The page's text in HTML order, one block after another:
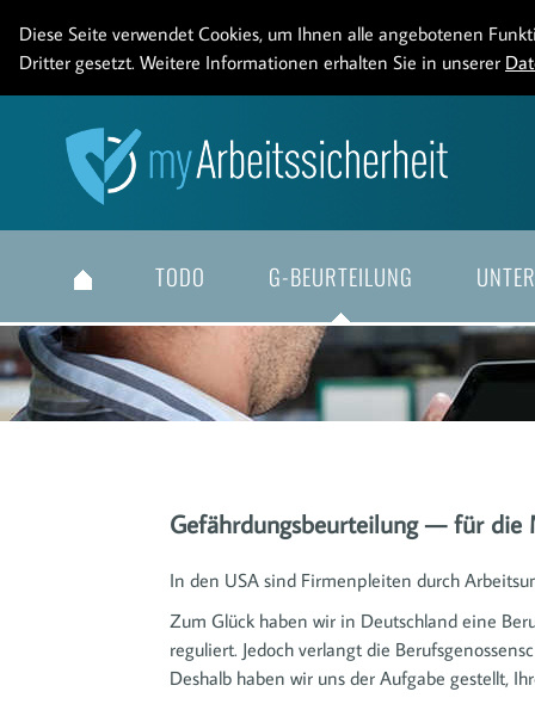
Diese Seite verwendet Cookies, um Ihnen alle angebotenen
Dritter gesetzt. Weitere Informationen erhalten Sie in unserer
TODO G-BEURTEILUNG
Gefährdungsbeurteilung — für die
In den USA sind Firmenpleiten durch
Zum Glück haben wir in Deutschland eine
reguliert. Jedoch verlangt die
Deshalb haben wir uns der Aufgabe gestellt,